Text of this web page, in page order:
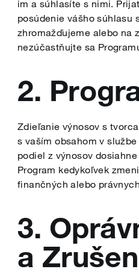
im a súhlasíte s nimi.
posúdenie vášho súhlasu
zhromažďujeme alebo na
nezúčastňujte sa
2.
Zdieľanie výnosov s
s vaším obsahom v
podiel z výnosov
Program kedykoľvek
finančných alebo
3.
a